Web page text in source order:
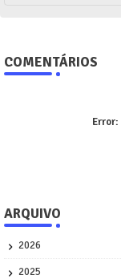
COMENTÁRIOS
Error:
ARQUIVO
2026
2025